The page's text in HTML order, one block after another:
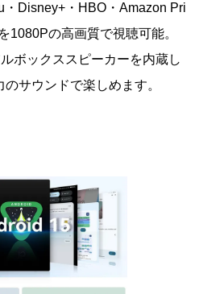
Disney+・HBO・Amazon Pri
1080Pの高画質で視聴可能。
ボックススピーカーを内蔵し
サウンドで楽しめます。